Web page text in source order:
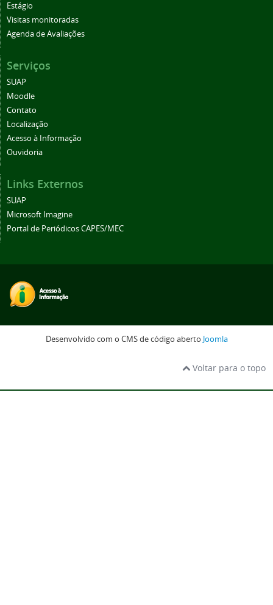
Estágio
Visitas monitoradas
Agenda de Avaliações
Serviços
SUAP
Moodle
Contato
Localização
Acesso à Informação
Ouvidoria
Links Externos
SUAP
Microsoft Imagine
Portal de Periódicos CAPES/MEC
Desenvolvido com o CMS de código aberto Joomla
Voltar para o topo